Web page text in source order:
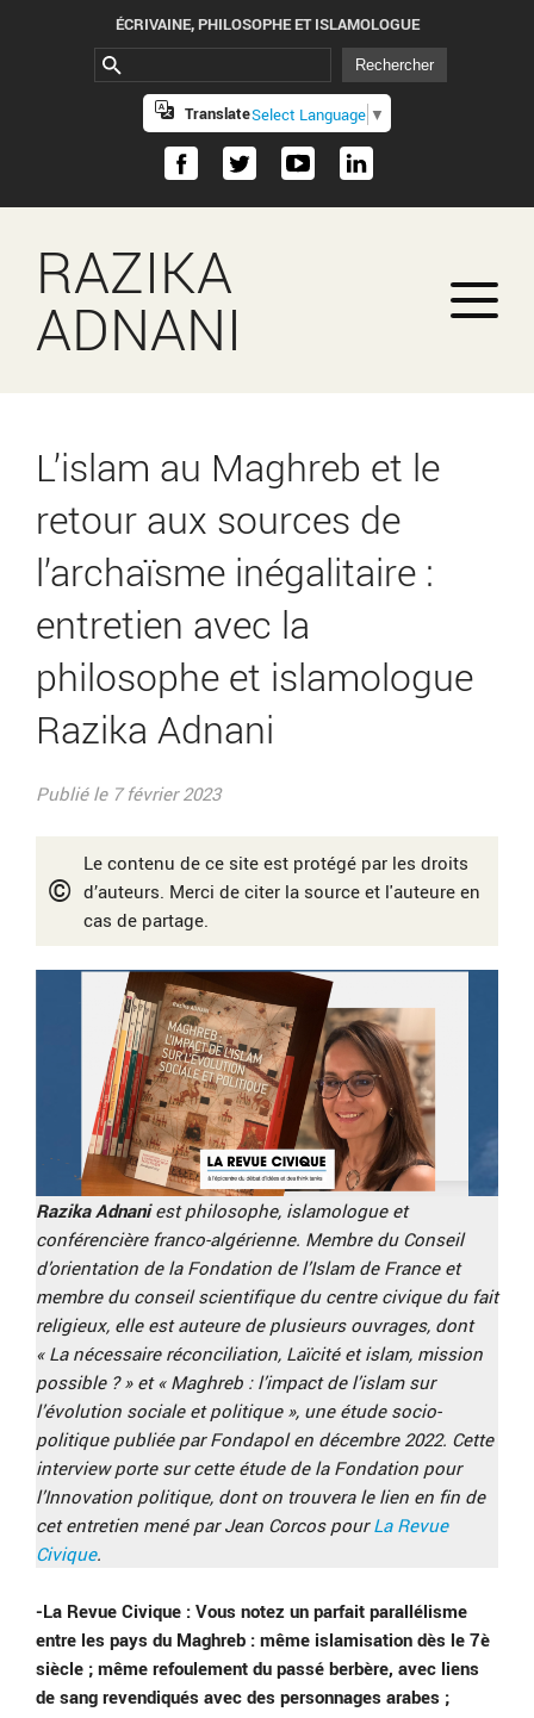
ÉCRIVAINE, PHILOSOPHE ET ISLAMOLOGUE
TranslateSelect Language ▼
RAZIKA
ADNANI
L’islam au Maghreb et le
retour aux sources de
l’archaïsme inégalitaire :
entretien avec la
philosophe et islamologue
Razika Adnani
Publié le 7 février 2023
©
Le contenu de ce site est protégé par les droits
d’auteurs. Merci de citer la source et l'auteure en
cas de partage.
Razika Adnaniest philosophe, islamologue et
conférencière franco-algérienne. Membre du Conseil
d’orientation de la Fondation de l’Islam de France et
membre du conseil scientifique du centre civique du fait
religieux, elle est auteure de plusieurs ouvrages, dont
« La nécessaire réconciliation, Laïcité et islam, mission
possible ? » et « Maghreb : l’impact de l’islam sur
l’évolution sociale et politique », une étude socio-
politique publiée par Fondapol en décembre 2022. Cette
interview porte sur cette étude de la Fondation pour
l’Innovation politique, dont on trouvera le lien en fin de
cet entretien mené par Jean Corcos pourLa Revue
Civique.
-La Revue Civique : Vous notez un parfait parallélisme
entre les pays du Maghreb : même islamisation dès le 7è
siècle ; même refoulement du passé berbère, avec liens
de sang revendiqués avec des personnages arabes ;